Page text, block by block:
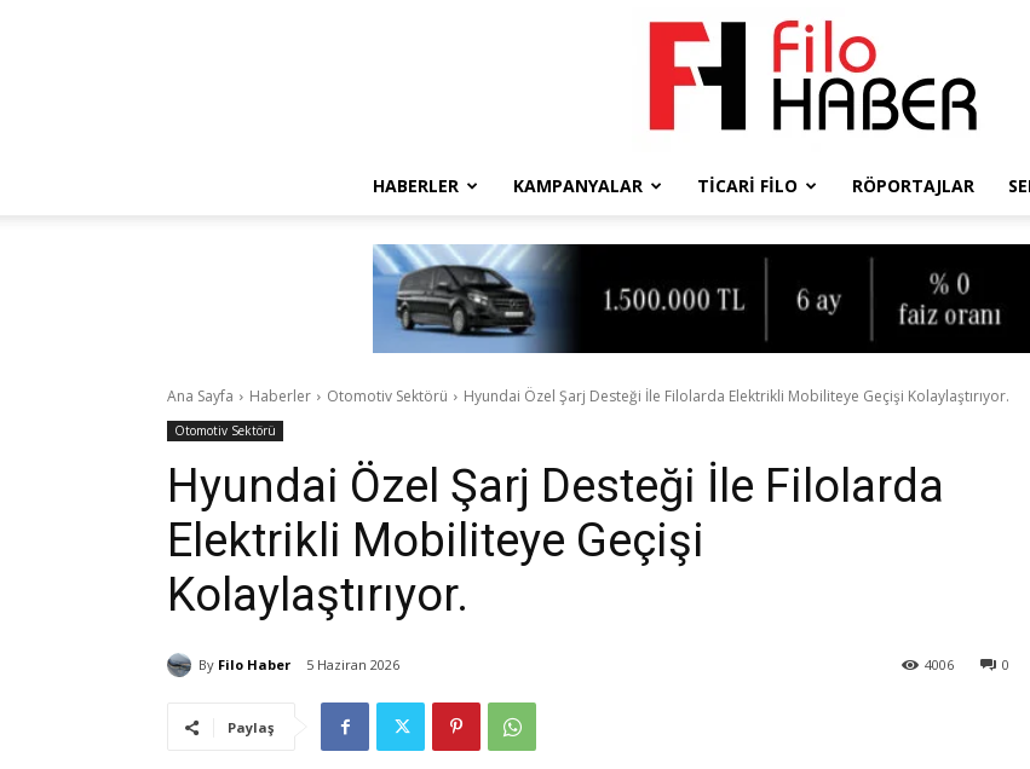
Haber
HABERLER KAMPANYALAR TICARI FILO RÖPORTAJLAR
Ana Sayfa Haberler Otomotiv Sektörü Hyundai Özel Şarj Desteği İle Filolarda Elektrikli Mobiliteye Geçişi Kolaylaştırıyor.
Otomotiv Sektörü
Hyundai Özel Şarj Desteği İle Filolarda
Elektrikli Mobiliteye Geçişi
Kolaylaştırıyor.
By Filo Haber 5 Haziran 2026 0
4006
Paylaş